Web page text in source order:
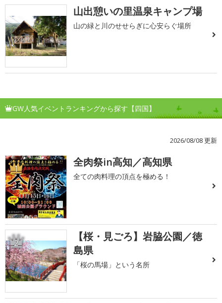
山出憩いの里温泉キャンプ場
山の緑と川のせせらぎに心安らぐ場所
GW人気イベントランキングから探す【四国】
2026/08/08 更新
1 全肉祭in高知／高知県
全ての肉料理の頂点を極める！
2
【桜・見ごろ】岩脇公園／徳
島県
「桜の馬場」という名所